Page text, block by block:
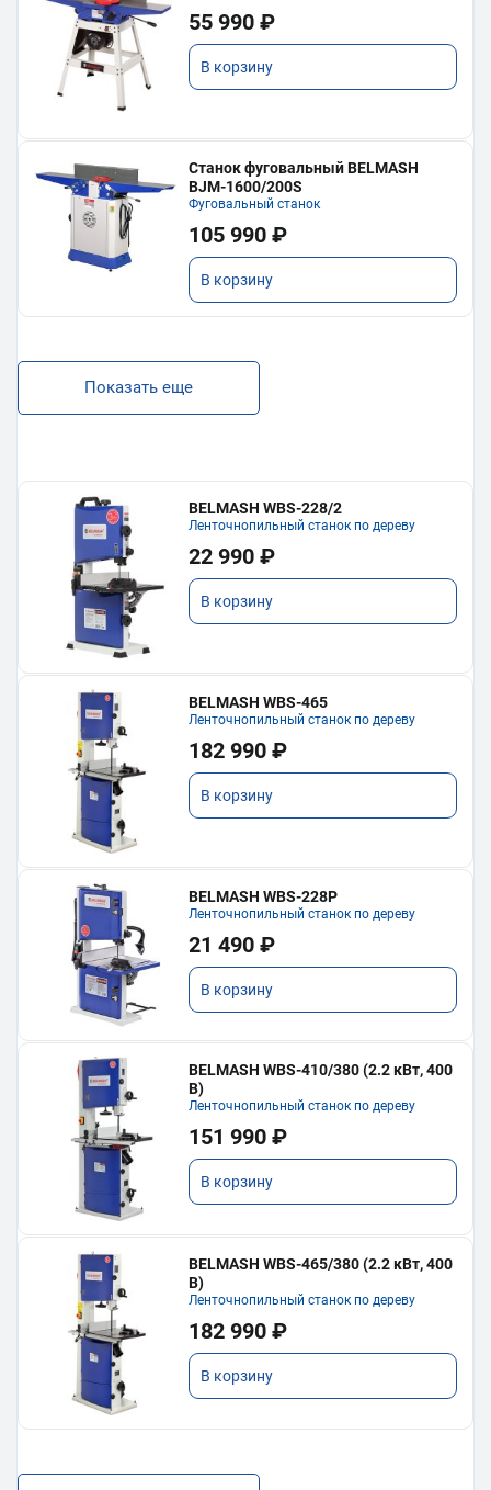
55 990 ₽
В корзину
Станок фуговальный BELMASH
BJM-1600/200S
Фуговальный станок
105 990 ₽
В корзину
Показать еще
BELMASH WBS-228/2
Ленточнопильный станок по дереву
22 990 ₽
В корзину
BELMASH WBS-465
Ленточнопильный станок по дереву
182 990 ₽
В корзину
BELMASH WBS-228P
Ленточнопильный станок по дереву
21 490 ₽
В корзину
BELMASH WBS-410/380 (2.2 кВт, 400
В)
Ленточнопильный станок по дереву
151 990 ₽
В корзину
BELMASH WBS-465/380 (2.2 кВт, 400
В)
Ленточнопильный станок по дереву
182 990 ₽
В корзину